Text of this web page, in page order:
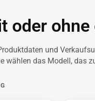
oder ohne
und
wählen das Modell, das